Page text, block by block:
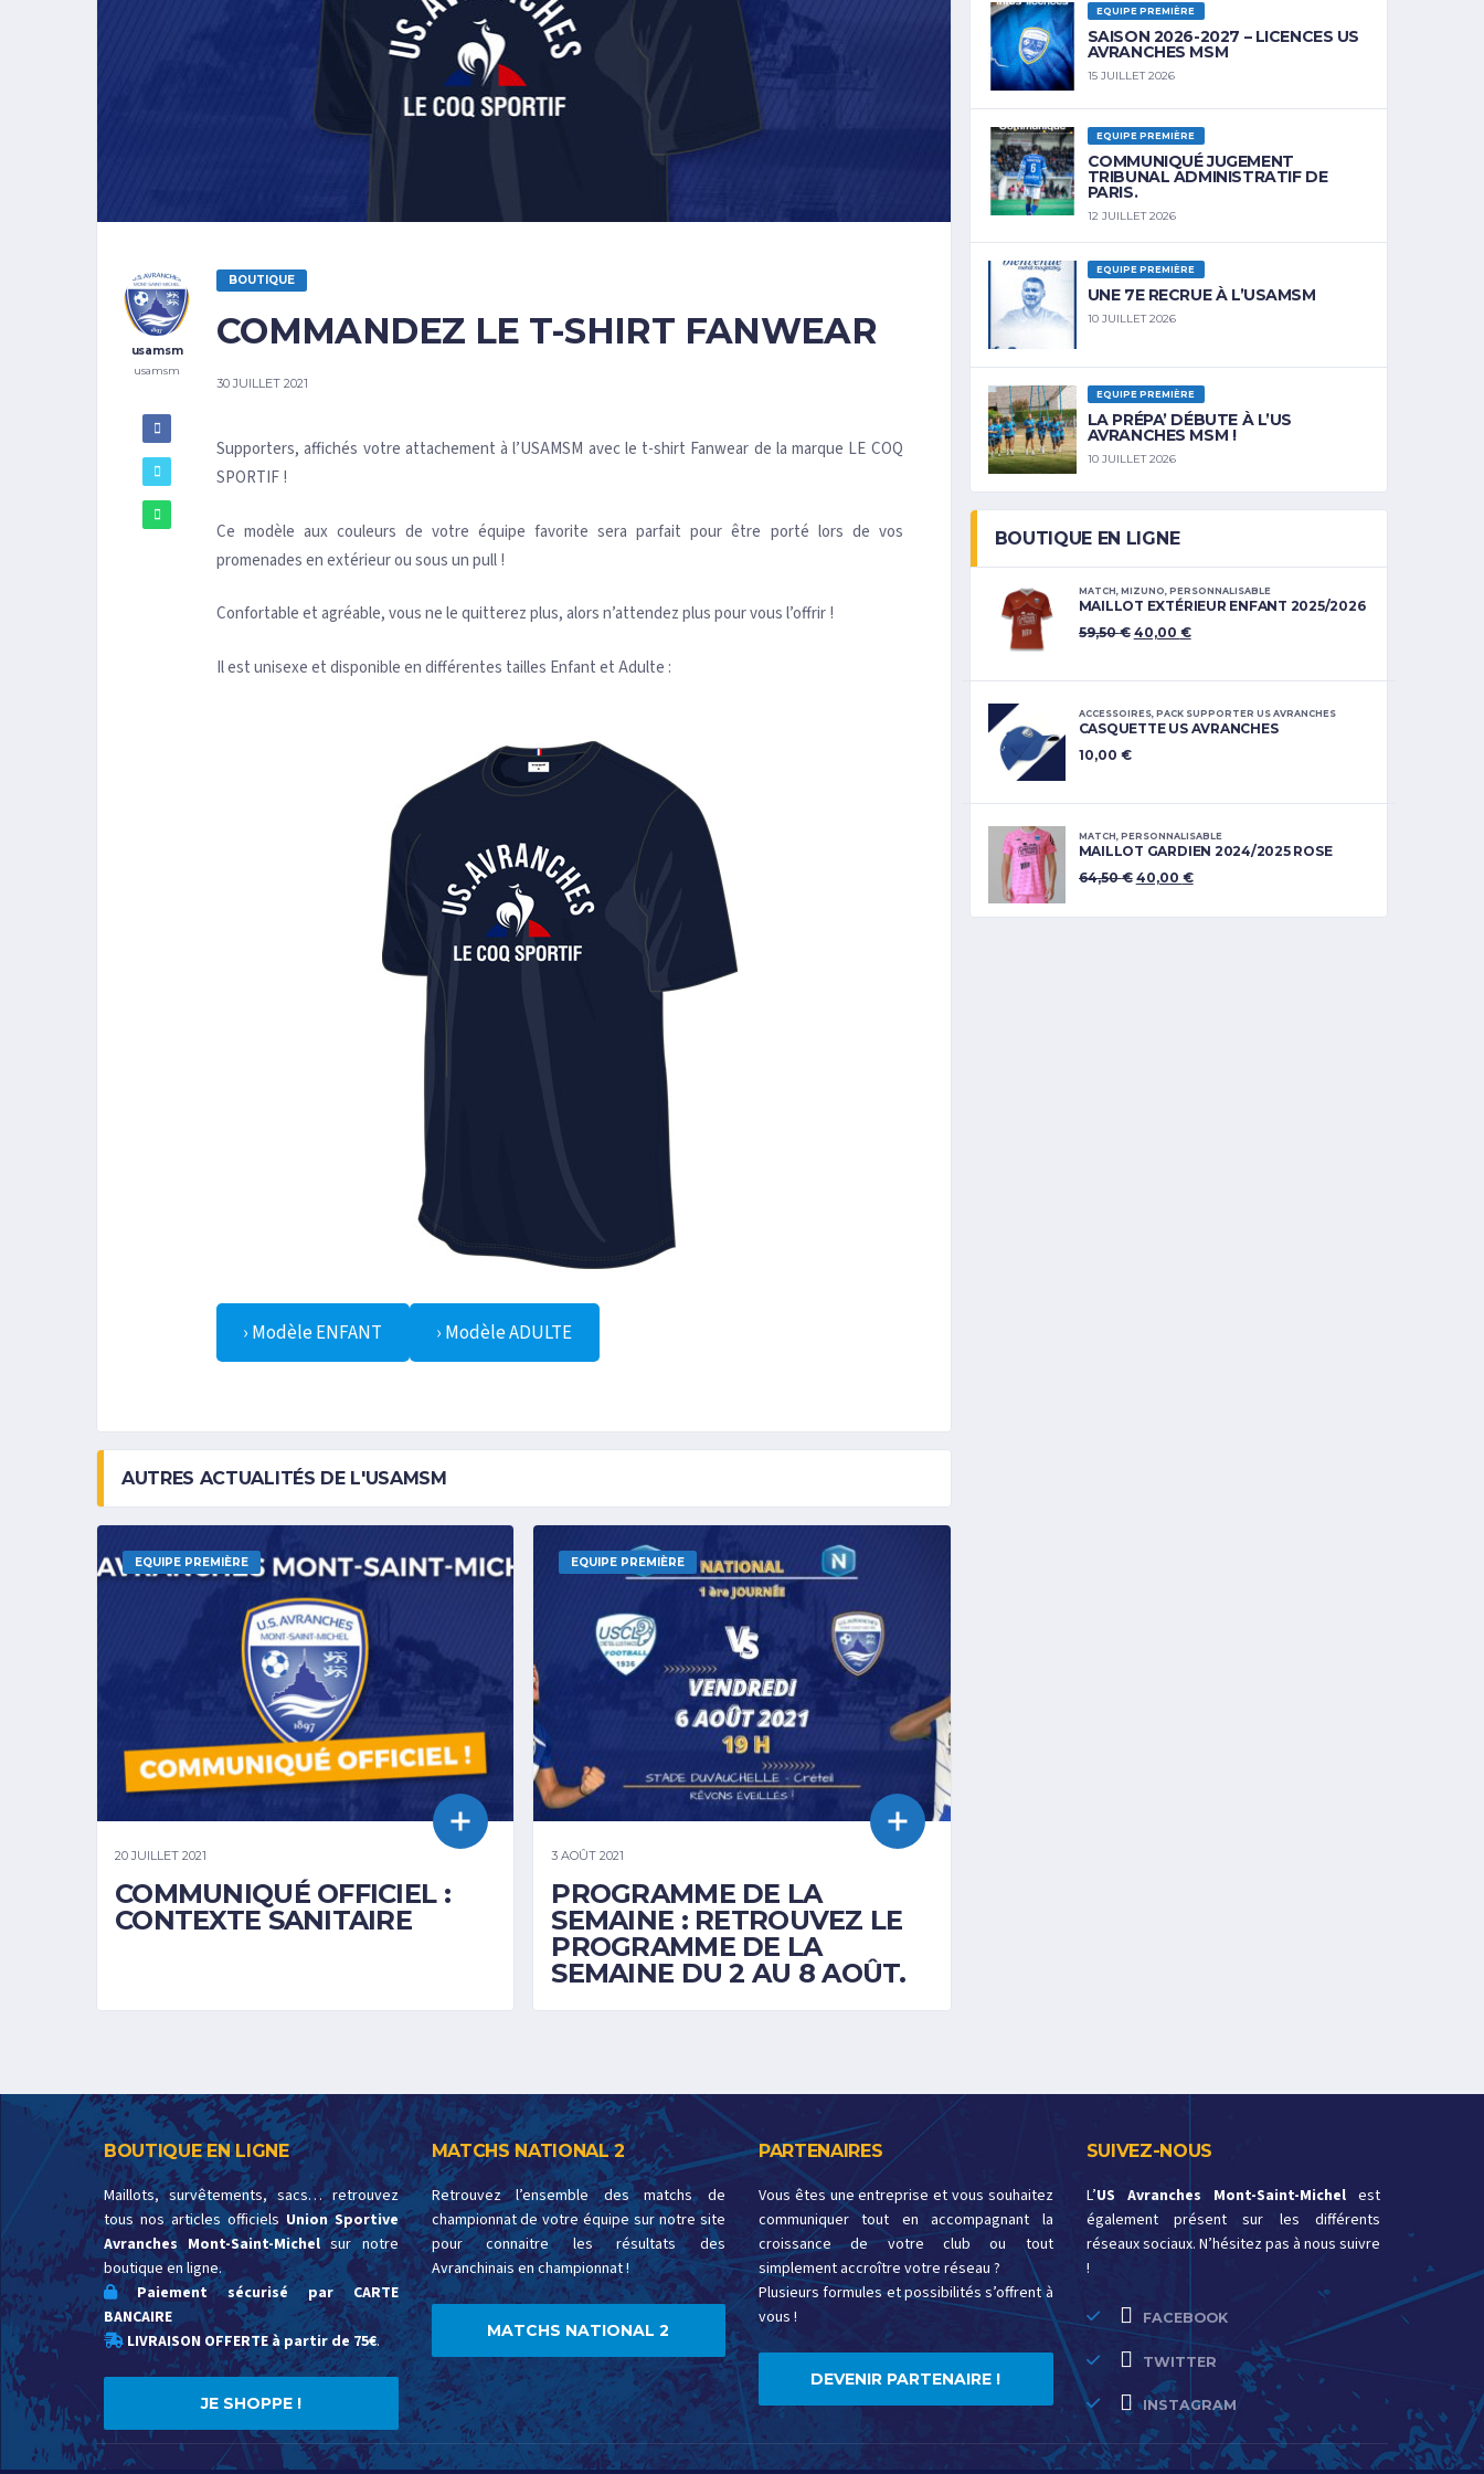
usamsm
usamsm
BOUTIQUE
COMMANDEZ LE T-SHIRT FANWEAR
30 JUILLET 2021
Supporters, affichés votre attachement à l’USAMSM avec le t-shirt Fanwear de la marque LE COQ
SPORTIF !
Ce modèle aux couleurs de votre équipe favorite sera parfait pour être porté lors de vos
promenades en extérieur ou sous un pull !
Confortable et agréable, vous ne le quitterez plus, alors n’attendez plus pour vous l’offrir !
Il est unisexe et disponible en différentes tailles Enfant et Adulte :
› Modèle ENFANT › Modèle ADULTE
AUTRES ACTUALITÉS DE L'USAMSM
EQUIPE PREMIÈRE
20 JUILLET 2021
COMMUNIQUÉ OFFICIEL :
CONTEXTE SANITAIRE
EQUIPE PREMIÈRE
3 AOÛT 2021
PROGRAMME DE LA
SEMAINE : RETROUVEZ LE
PROGRAMME DE LA
SEMAINE DU 2 AU 8 AOÛT.
EQUIPE PREMIÈRE
SAISON 2026-2027 – LICENCES US
AVRANCHES MSM
15 JUILLET 2026
EQUIPE PREMIÈRE
COMMUNIQUÉ JUGEMENT
TRIBUNAL ADMINISTRATIF DE
PARIS.
12 JUILLET 2026
EQUIPE PREMIÈRE
UNE 7E RECRUE À L’USAMSM
10 JUILLET 2026
EQUIPE PREMIÈRE
LA PRÉPA’ DÉBUTE À L’US
AVRANCHES MSM !
10 JUILLET 2026
BOUTIQUE EN LIGNE
MATCH, MIZUNO, PERSONNALISABLE
MAILLOT EXTÉRIEUR ENFANT 2025/2026
59,50€ 40,00 €
ACCESSOIRES, PACK SUPPORTER US AVRANCHES
CASQUETTE US AVRANCHES
10,00 €
MATCH, PERSONNALISABLE
MAILLOT GARDIEN 2024/2025 ROSE
64,50€ 40,00 €
BOUTIQUE EN LIGNE
Maillots, survêtements, sacs… retrouvez
tous nos articles officiels Union Sportive
Avranches Mont-Saint-Michelsur notre
boutique en ligne.
Paiement sécurisé par CARTE
BANCAIRE
LIVRAISON OFFERTE à partir de 75€.
JE SHOPPE !
MATCHS NATIONAL 2
Retrouvez l’ensemble des matchs de
championnat de votre équipe sur notre site
pour connaitre les résultats des
Avranchinais en championnat !
MATCHS NATIONAL 2
PARTENAIRES
Vous êtes une entreprise et vous souhaitez
communiquer tout en accompagnant la
croissance de votre club ou tout
simplement accroître votre réseau ?
Plusieurs formules et possibilités s’offrent à
vous !
DEVENIR PARTENAIRE !
SUIVEZ-NOUS
L’US Avranches Mont-Saint-Michelest
également présent sur les différents
réseaux sociaux. N’hésitez pas à nous suivre
!
FACEBOOK
TWITTER
INSTAGRAM